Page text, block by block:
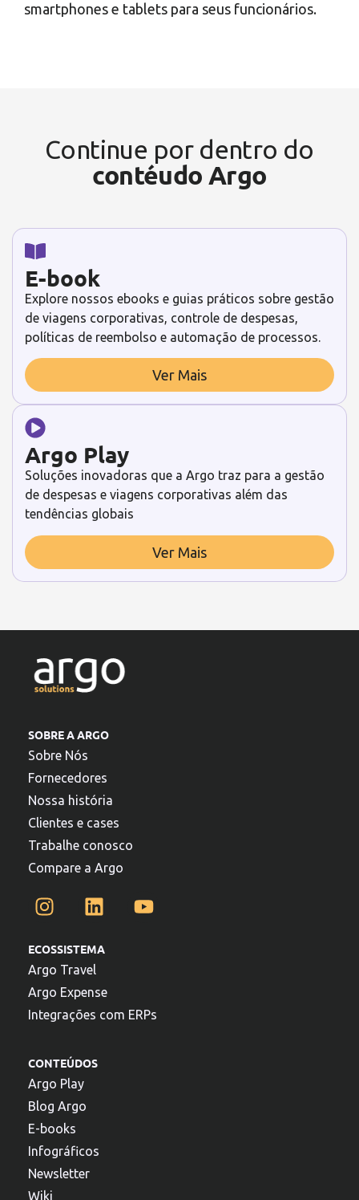
smartphones e tablets para seus funcionários.
Continue por dentro do
contéudo Argo
E-book
Explore nossos ebooks e guias práticos sobre gestão
de viagens corporativas, controle de despesas,
políticas de reembolso e automação de processos.
Ver Mais
Argo Play
Soluções inovadoras que a Argo traz para a gestão
de despesas e viagens corporativas além das
tendências globais
Ver Mais
SOBRE A ARGO
Sobre Nós
Fornecedores
Nossa história
Clientes e cases
Trabalhe conosco
Compare a Argo
ECOSSISTEMA
Argo Travel
Argo Expense
Integrações com ERPs
CONTEÚDOS
Argo Play
Blog Argo
E-books
Infográficos
Newsletter
Wiki